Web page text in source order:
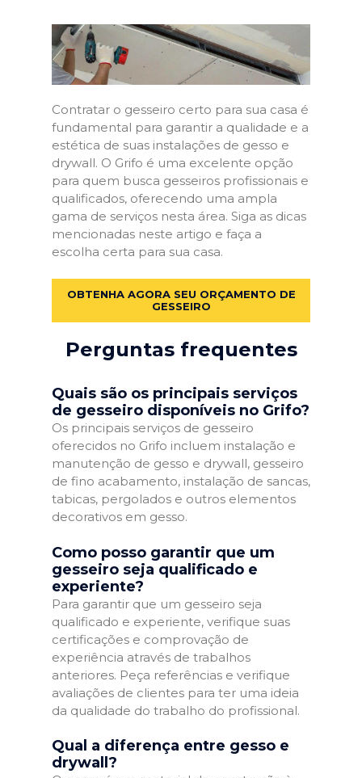
Contratar o gesseiro certo para sua casa é
fundamental para garantir a qualidade e a
estética de suas instalações de gesso e
drywall. O Grifo é uma excelente opção
para quem busca gesseiros profissionais e
qualificados, oferecendo uma ampla
gama de serviços nesta área. Siga as dicas
mencionadas neste artigo e faça a
escolha certa para sua casa.
OBTENHA AGORA SEU ORÇAMENTO DE
GESSEIRO
Perguntas frequentes
Quais são os principais serviços
de gesseiro disponíveis no Grifo?
Os principais serviços de gesseiro
oferecidos no Grifo incluem instalação e
manutenção de gesso e drywall, gesseiro
de fino acabamento, instalação de sancas,
tabicas, pergolados e outros elementos
decorativos em gesso.
Como posso garantir que um
gesseiro seja qualificado e
experiente?
Para garantir que um gesseiro seja
qualificado e experiente, verifique suas
certificações e comprovação de
experiência através de trabalhos
anteriores. Peça referências e verifique
avaliações de clientes para ter uma ideia
da qualidade do trabalho do profissional.
Qual a diferença entre gesso e
drywall?